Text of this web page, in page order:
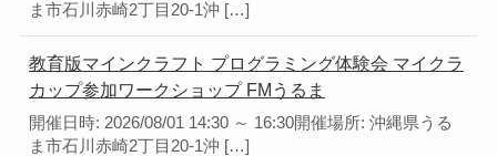
ま市石川赤崎2丁目20-1沖 […]
教育版マインクラフト プログラミング体験会 マイクラ
カップ参加ワークショップ FMうるま
開催日時: 2026/08/01 14:30 ～ 16:30開催場所: 沖縄県うる
ま市石川赤崎2丁目20-1沖 […]